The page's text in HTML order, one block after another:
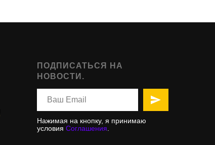
ПОДПИСАТЬСЯ НА
НОВОСТИ.
Нажимая на кнопку, я принимаю
условия Соглашения